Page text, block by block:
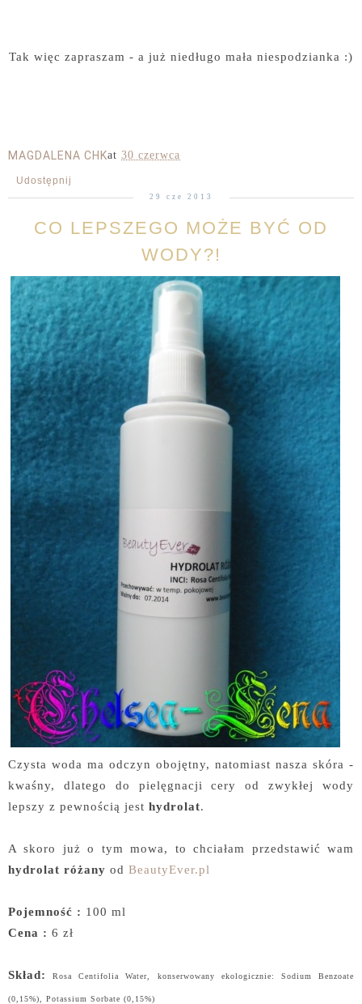
Tak więc zapraszam - a już niedługo mała niespodzianka :)
MAGDALENA CHKat 30 czerwca
Udostępnij
29 cze 2013
CO LEPSZEGO MOŻE BYĆ OD
WODY?!
Czysta woda ma odczyn obojętny, natomiast nasza skóra -
kwaśny, dlatego do pielęgnacji cery od zwykłej wody
lepszy z pewnością jest hydrolat.
A skoro już o tym mowa, to chciałam przedstawić wam
hydrolat różany od BeautyEver.pl
Pojemność : 100 ml
Cena : 6 zł
Skład: Rosa Centifolia Water, konserwowany ekologicznie: Sodium Benzoate
(0,15%), Potassium Sorbate (0,15%)